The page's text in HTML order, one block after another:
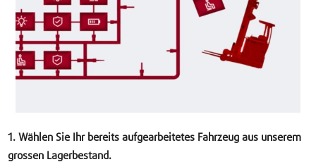
1. Wählen Sie Ihr bereits aufgearbeitetes Fahrzeug aus unserem
grossen Lagerbestand.